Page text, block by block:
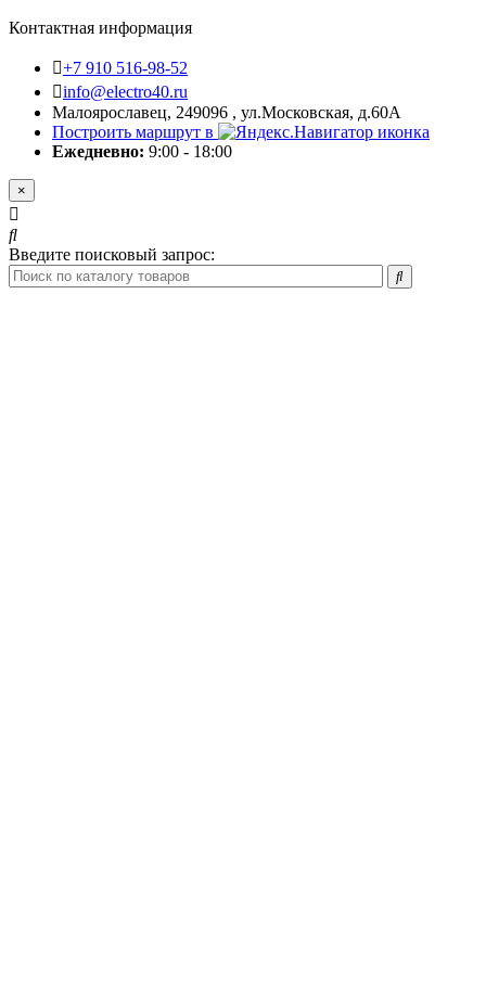
Контактная информация
+7 910 516-98-52
info@electro40.ru
Малоярославец, 249096 , ул.Московская, д.60А
Построить маршрут в
Ежедневно: 9:00 - 18:00
×
Введите поисковый запрос: